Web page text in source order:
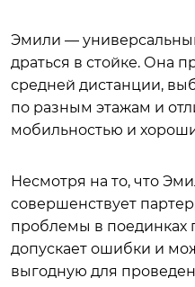
Эмили —
драться в стойке. Она
средней дистанции,
по разным этажам и
мобильностью и
Несмотря на то, что
совершенствует
проблемы в поединках
допускает ошибки и
выгодную для